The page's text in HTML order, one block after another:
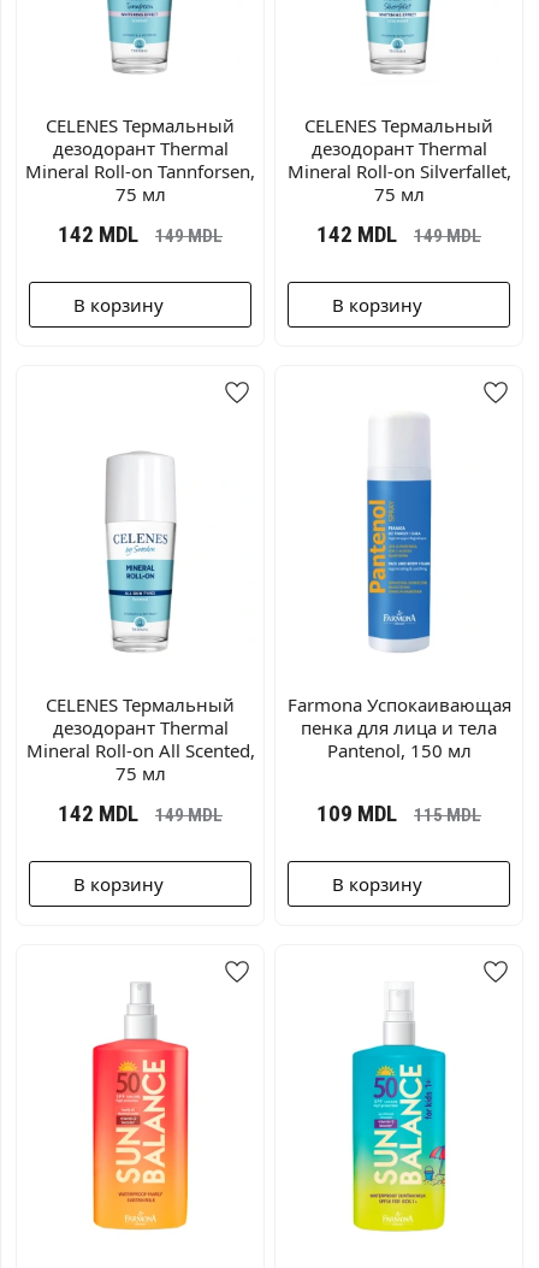
CELENES Термальный
дезодорант Thermal
Mineral Roll-on Tannforsen,
75 мл
142 MDL 149MDL
В корзину
CELENES Термальный
дезодорант Thermal
Mineral Roll-on Silverfallet,
75 мл
142 MDL 149MDL
В корзину
CELENES Термальный
дезодорант Thermal
Mineral Roll-on All Scented,
75 мл
142 MDL 149MDL
В корзину
Farmona Успокаивающая
пенка для лица и тела
Pantenol, 150 мл
109 MDL 115MDL
В корзину